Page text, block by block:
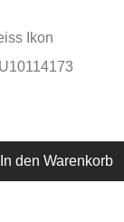
Ikon
In den Warenkorb